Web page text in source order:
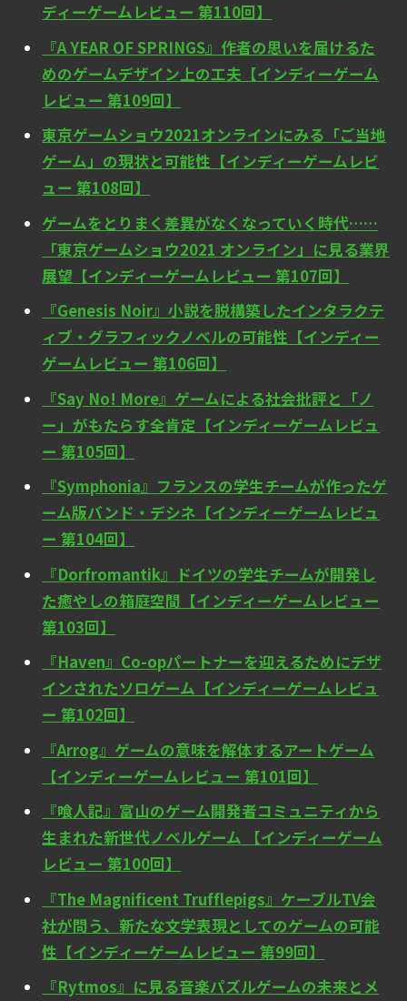
ディーゲームレビュー 第110回】
『A YEAR OF SPRINGS』作者の思いを届けるた
めのゲームデザイン上の工夫【インディーゲーム
レビュー 第109回】
東京ゲームショウ2021オンラインにみる「ご当地
ゲーム」の現状と可能性【インディーゲームレビ
ュー 第108回】
ゲームをとりまく差異がなくなっていく時代……
「東京ゲームショウ2021 オンライン」に見る業界
展望【インディーゲームレビュー 第107回】
『Genesis Noir』小説を脱構築したインタラクテ
ィブ・グラフィックノベルの可能性【インディー
ゲームレビュー 第106回】
『Say No! More』ゲームによる社会批評と「ノ
ー」がもたらす全肯定【インディーゲームレビュ
ー 第105回】
『Symphonia』フランスの学生チームが作ったゲ
ーム版バンド・デシネ【インディーゲームレビュ
ー 第104回】
『Dorfromantik』ドイツの学生チームが開発し
た癒やしの箱庭空間【インディーゲームレビュー
第103回】
『Haven』Co-opパートナーを迎えるためにデザ
インされたソロゲーム【インディーゲームレビュ
ー 第102回】
『Arrog』ゲームの意味を解体するアートゲーム
【インディーゲームレビュー 第101回】
『喰人記』富山のゲーム開発者コミュニティから
生まれた新世代ノベルゲーム 【インディーゲーム
レビュー 第100回】
『The Magnificent Trufflepigs』ケーブルTV会
社が問う、新たな文学表現としてのゲームの可能
性【インディーゲームレビュー 第99回】
『Rytmos』に見る音楽パズルゲームの未来とメ